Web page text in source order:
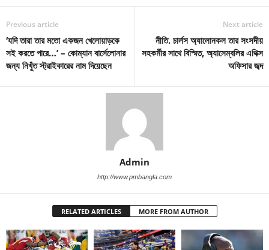
Previous article
‘যদি তারা তার মতো একজন খেলোয়াড়কে
সই করতে পারে…’ – কোম্যান বার্সেলোনার
জন্য নিখুঁত স্ট্রাইকারের নাম দিয়েছেন
Next article
নীতি. চার্লস অ্যালোনকল তার সংসদীয়
সহকর্মীর সাথে বিস্মিত, অ্যাসেম্বলির এথিক্স
অফিসার জব্দ
Admin
http://www.pmbangla.com
RELATED ARTICLES MORE FROM AUTHOR